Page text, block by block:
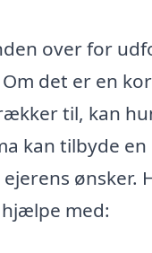
over for
det er en
til, kan
kan tilbyde
med: